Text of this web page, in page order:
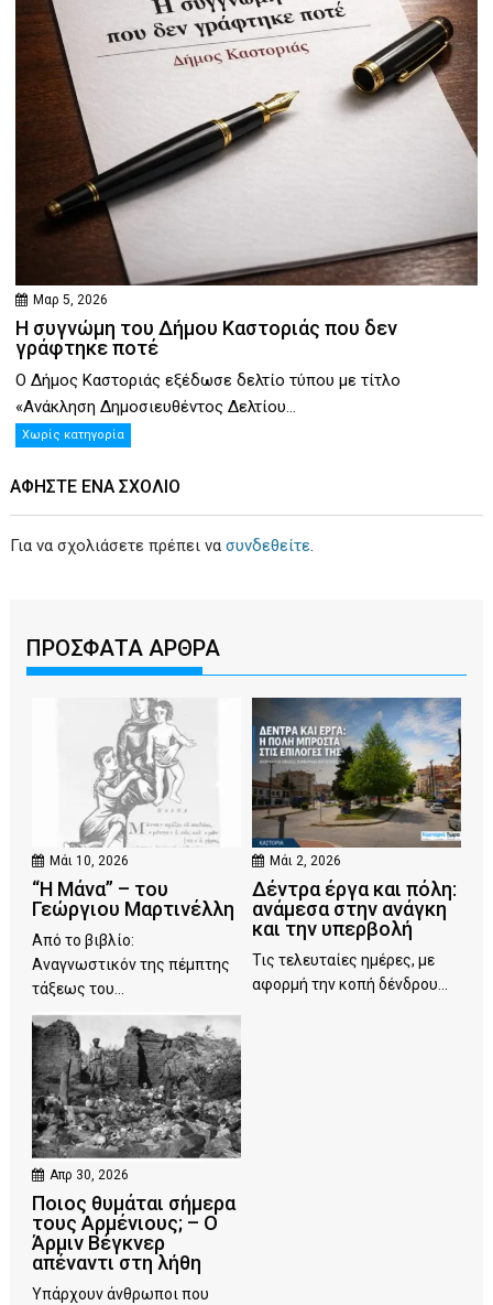
Μαρ 5, 2026
Η συγνώμη του Δήμου Καστοριάς που δεν
γράφτηκε ποτέ
Ο Δήμος Καστοριάς εξέδωσε δελτίο τύπου με τίτλο
«Ανάκληση Δημοσιευθέντος Δελτίου...
Χωρίς κατηγορία
ΑΦΉΣΤΕ ΕΝΑ ΣΧΌΛΙΟ
Για να σχολιάσετε πρέπει νασυνδεθείτε.
ΠΡΟΣΦΑΤΑ ΑΡΘΡΑ
Μάι 10, 2026
“Η Μάνα” – του
Γεώργιου Μαρτινέλλη
Από το βιβλίο:
Αναγνωστικόν της πέμπτης
τάξεως του...
Μάι 2, 2026
Δέντρα έργα και πόλη:
ανάμεσα στην ανάγκη
και την υπερβολή
Τις τελευταίες ημέρες, με
αφορμή την κοπή δένδρου...
Απρ 30, 2026
Ποιος θυμάται σήμερα
τους Αρμένιους; – Ο
Άρμιν Βέγκνερ
απέναντι στη λήθη
Υπάρχουν άνθρωποι που